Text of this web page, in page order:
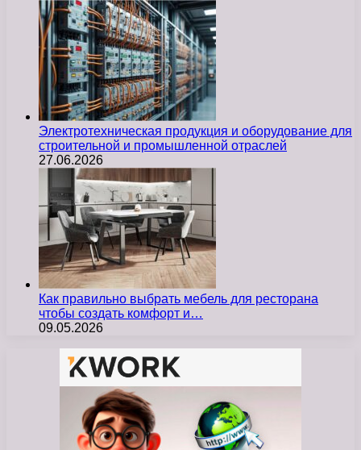
Электротехническая продукция и оборудование для
строительной и промышленной отраслей
27.06.2026
Как правильно выбрать мебель для ресторана
чтобы создать комфорт и…
09.05.2026